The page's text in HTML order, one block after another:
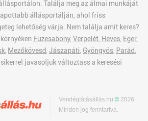
Találja meg az álmai munkáját
állásportálján, ahol friss
lehetőség várja. Nem találja amit keres?
Füzesabony, Verpelét Heves Eger,
Mezőkövesd Jászapáti Gyöngyös Parád
javasoljuk változtass a keresési
Vendéglátásállás.hu© 2026
Minden jog fenntartva.